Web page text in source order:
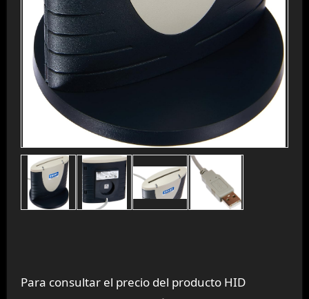
Para consultar el precio del producto HID